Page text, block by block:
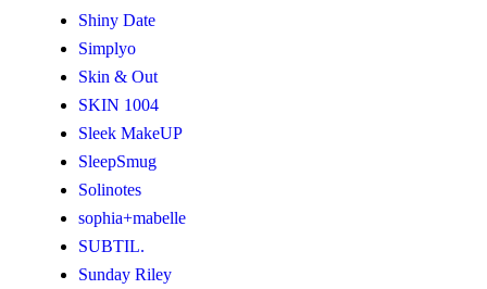
Shiny Date
Simplyo
Skin & Out
SKIN 1004
Sleek MakeUP
SleepSmug
Solinotes
sophia+mabelle
SUBTIL.
Sunday Riley